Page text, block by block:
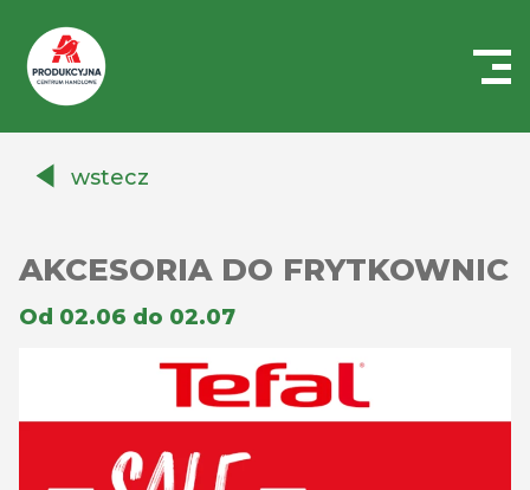
Auchanwstecz
AKCESORIA DO FRYTKOWNIC
Od 02.06 do 02.07